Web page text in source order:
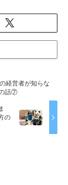
経営者が知らな
話⑦
の